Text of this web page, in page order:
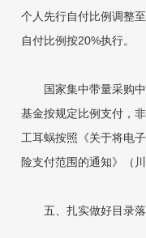
个人先行自付比例调整
自付比例按20%执行。
国家集中带量采购中
基金按规定比例支付，
工耳蜗按照《关于将电
险支付范围的通知》（
五、扎实做好目录落